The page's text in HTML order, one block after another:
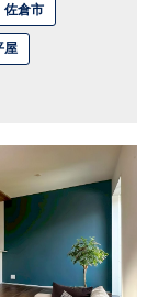
佐倉市
屋